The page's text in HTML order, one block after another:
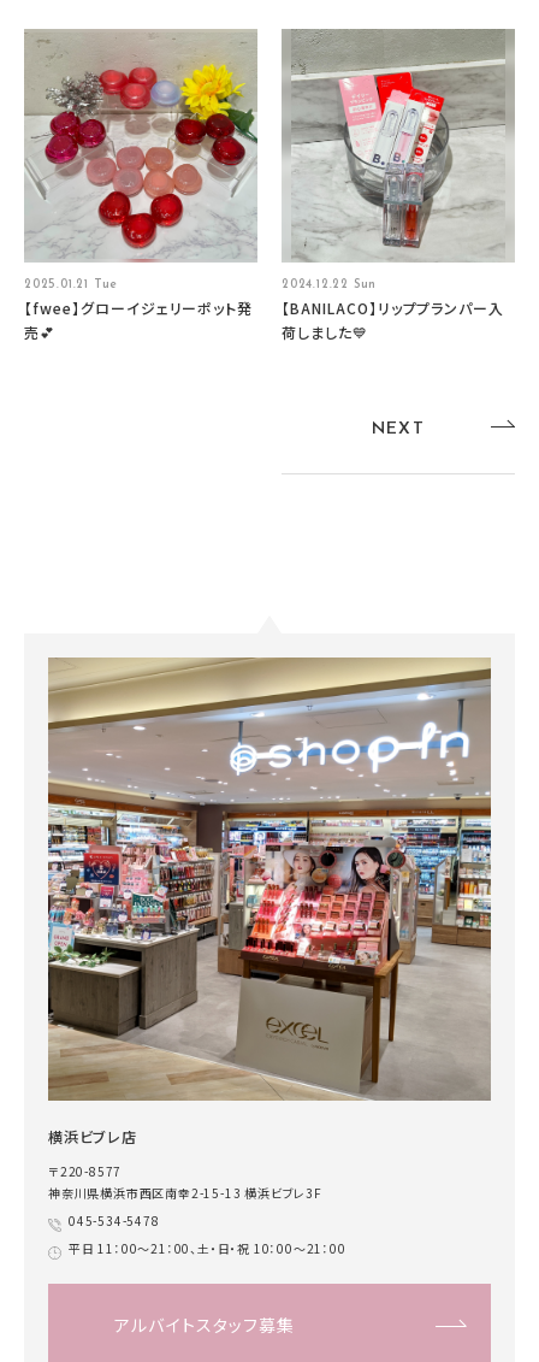
2025.01.21 Tue
【fwee】グローイジェリーポット発
売💕
2024.12.22 Sun
【BANILACO】リッププランパー入
荷しました💙
NEXT
横浜ビブレ店
〒220-8577
神奈川県横浜市西区南幸2-15-13 横浜ビブレ3F
045-534-5478
平日 11：00～21：00、土・日・祝 10：00～21：00
アルバイトスタッフ募集